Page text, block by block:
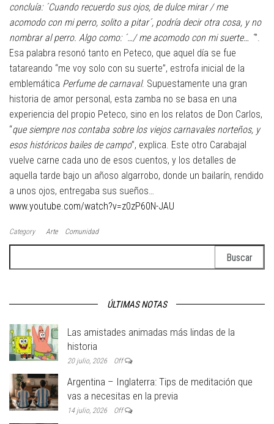
concluía: ´Cuando recuerdo sus ojos, de dulce mirar / me
acomodo con mi perro, solito a pitar´, podría decir otra cosa, y no
nombrar al perro. Algo como: ´…/ me acomodo con mi suerte… ´”.
Esa palabra resonó tanto en Peteco, que aquel día se fue
tatareando “me voy solo con su suerte”, estrofa inicial de la
emblemática Perfume de carnaval. Supuestamente una gran
historia de amor personal, esta zamba no se basa en una
experiencia del propio Peteco, sino en los relatos de Don Carlos,
“que siempre nos contaba sobre los viejos carnavales norteños, y
esos históricos bailes de campo”, explica. Este otro Carabajal
vuelve carne cada uno de esos cuentos, y los detalles de
aquella tarde bajo un añoso algarrobo, donde un bailarín, rendido
a unos ojos, entregaba sus sueños…
www.youtube.com/watch?v=z0zP60N-JAU
Category Arte Comunidad
ÚLTIMAS NOTAS
Las amistades animadas más lindas de la
historia
20 julio, 2026 Off
Argentina – Inglaterra: Tips de meditación que
vas a necesitas en la previa
14 julio, 2026 Off